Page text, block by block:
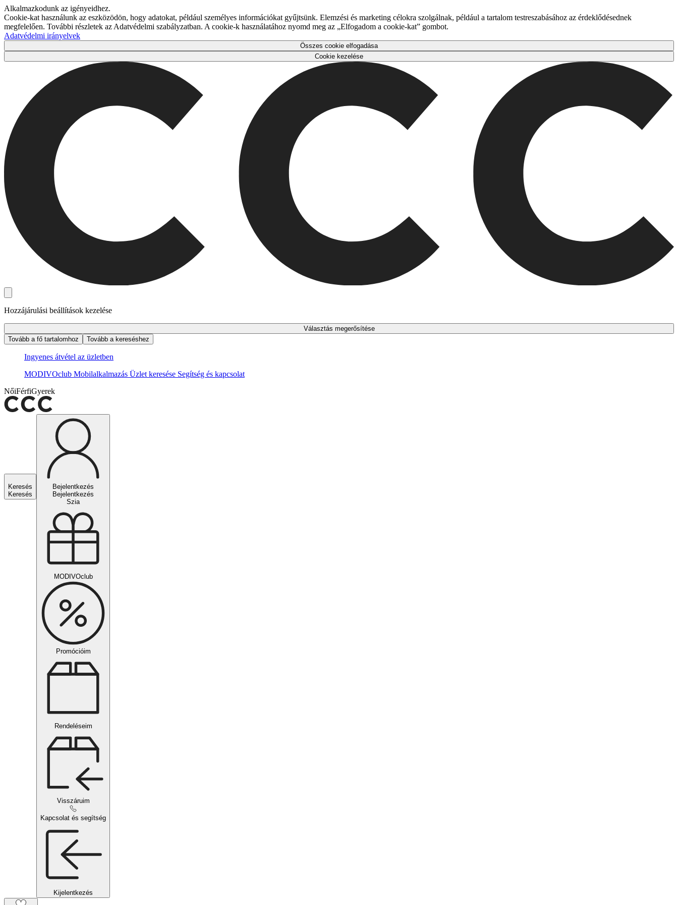
Alkalmazkodunk az igényeidhez.
Cookie-kat használunk az eszközödön, hogy adatokat, például személyes információkat gyűjtsünk. Elemzési és marketing célokra szolgálnak, például a tartalom testreszabásához az érdeklődésednek
megfelelően. További részletek az Adatvédelmi szabályzatban. A cookie-k használatához nyomd meg az „Elfogadom a cookie-kat” gombot.
Adatvédelmi irányelvek
Összes cookie elfogadása
Cookie kezelése
Hozzájárulási beállítások kezelése
Választás megerősítése
Tovább a fő tartalomhoz
Tovább a kereséshez
Ingyenes átvétel az üzletben
MODIVOclub Mobilalkalmazás Üzlet keresése Segítség és kapcsolat
NőiFérfiGyerek
Keresés
Keresés
Bejelentkezés
Bejelentkezés
Szia
MODIVOclub
Promócióim
Rendeléseim
Visszáruim
Kapcsolat és segítség
Kijelentkezés